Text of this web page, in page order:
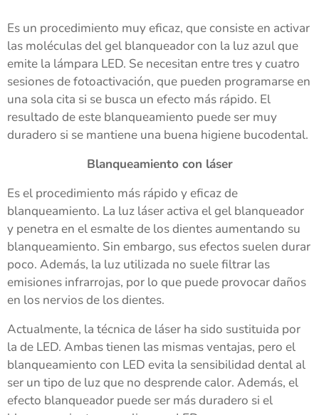
Es un procedimiento muy eficaz, que consiste en activar
las moléculas del gel blanqueador con la luz azul que
emite la lámpara LED. Se necesitan entre tres y cuatro
sesiones de fotoactivación, que pueden programarse en
una sola cita si se busca un efecto más rápido. El
resultado de este blanqueamiento puede ser muy
duradero si se mantiene una buena higiene bucodental.
Blanqueamiento con láser
Es el procedimiento más rápido y eficaz de
blanqueamiento. La luz láser activa el gel blanqueador
y penetra en el esmalte de los dientes aumentando su
blanqueamiento. Sin embargo, sus efectos suelen durar
poco. Además, la luz utilizada no suele filtrar las
emisiones infrarrojas, por lo que puede provocar daños
en los nervios de los dientes.
Actualmente, la técnica de láser ha sido sustituida por
la de LED. Ambas tienen las mismas ventajas, pero el
blanqueamiento con LED evita la sensibilidad dental al
ser un tipo de luz que no desprende calor. Además, el
efecto blanqueador puede ser más duradero si el